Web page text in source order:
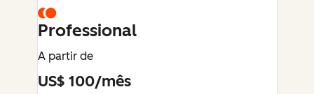
Professional
A partir de
US$ 100/mês